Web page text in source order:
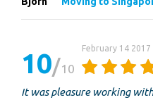
10 10
February 14 2017
It was pleasure working with